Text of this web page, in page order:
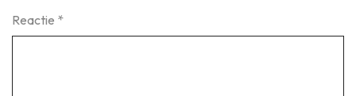
Reactie *